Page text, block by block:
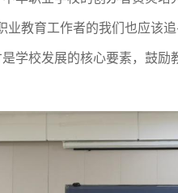
教育工作者的我们也应该
学校发展的核心要素，鼓